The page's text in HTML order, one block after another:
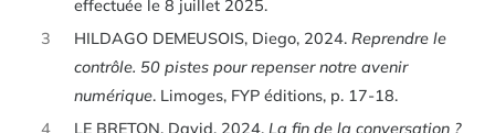
effectuée le 8 juillet 2025.
3
HILDAGO DEMEUSOIS, Diego, 2024.Reprendre le
contrôle. 50 pistes pour repenser notre avenir
numérique. Limoges, FYP éditions, p. 17-18.
4
LE BRETON, David, 2024.La fin de la conversation ?